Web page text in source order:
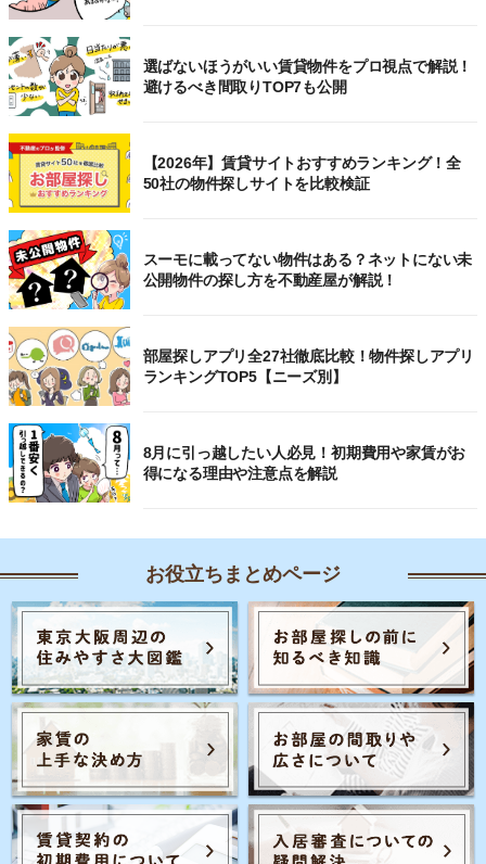
選ばないほうがいい賃貸物件をプロ視点で解説！
避けるべき間取りTOP7も公開
【2026年】賃貸サイトおすすめランキング！全
50社の物件探しサイトを比較検証
スーモに載ってない物件はある？ネットにない未
公開物件の探し方を不動産屋が解説！
部屋探しアプリ全27社徹底比較！物件探しアプリ
ランキングTOP5【ニーズ別】
8月に引っ越したい人必見！初期費用や家賃がお
得になる理由や注意点を解説
お役立ちまとめページ